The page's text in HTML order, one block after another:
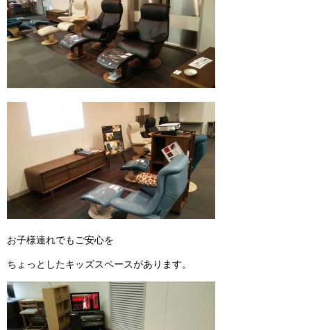
お子様連れでもご安心を
ちょっとしたキッズスペースがあります。